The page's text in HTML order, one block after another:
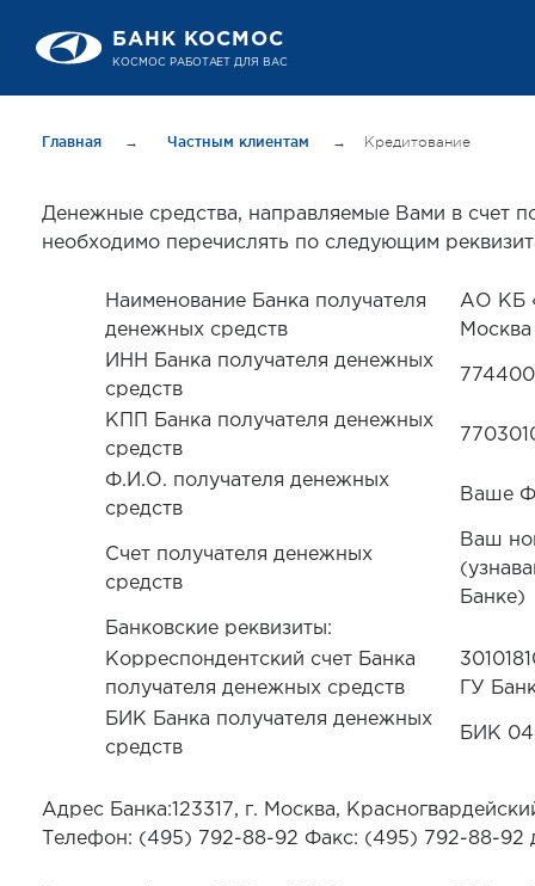
БАНК КОСМОС
Главная → Частным клиентам → Кредитование
Денежные средства, направляемые Вами в счет
необходимо перечислять по следующим
Наименование Банка получателя
денежных средств
АО КБ
Москва
ИНН Банка получателя денежных
средств
КПП Банка получателя денежных
средств
Ф.И.О. получателя денежных
средств
Ваше
Счет получателя денежных
средств
Ваш
Банке)
Банковские реквизиты:
Корреспондентский счет Банка
получателя денежных средств
ГУ
БИК Банка получателя денежных
средств
БИК
Адрес Банка:123317, г. Москва,
Телефон: (495) 792-88-92 Факс: (495) 792-88-92